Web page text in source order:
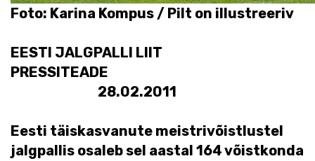
Foto: Karina Kompus / Pilt on illustreeriv
EESTI JALGPALLI LIIT
PRESSITEADE
28.02.2011
Eesti täiskasvanute meistrivõistlustel
jalgpallis osaleb sel aastal 164 võistkonda